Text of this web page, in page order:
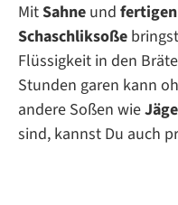
MitSahne und
Schaschliksoße
Flüssigkeit in den
Stunden garen kann
andere Soßen wie
sind, kannst Du auch